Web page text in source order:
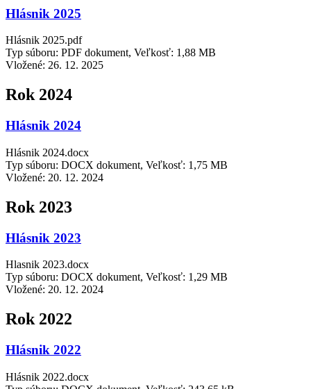
Hlásnik 2025
Hlásnik 2025.pdf
Typ súboru: PDF dokument, Veľkosť: 1,88 MB
Vložené: 26. 12. 2025
Rok 2024
Hlásnik 2024
Hlásnik 2024.docx
Typ súboru: DOCX dokument, Veľkosť: 1,75 MB
Vložené: 20. 12. 2024
Rok 2023
Hlásnik 2023
Hlasnik 2023.docx
Typ súboru: DOCX dokument, Veľkosť: 1,29 MB
Vložené: 20. 12. 2024
Rok 2022
Hlásnik 2022
Hlásnik 2022.docx